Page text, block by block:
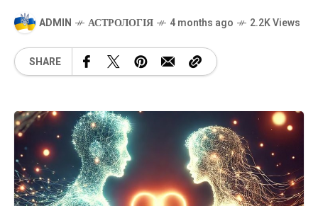
ADMIN АСТРОЛОГІЯ 4 months ago 2.2K Views
SHARE